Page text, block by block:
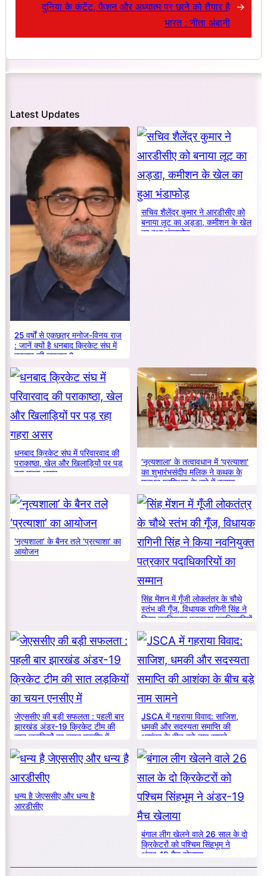
दुनिया के कंटेंट, फैशन और अध्यात्म पर छाने को तैयार है
भारत : नीता अंबानी
→
Latest Updates
25 वर्षों से एकछत्र मनोज-विनय राज
: जानें क्यों है धनबाद क्रिकेट संघ में
बदलाव की जरूरत ?
सचिव शैलेंद्र कुमार ने आरडीसीए को
बनाया लूट का अड्डा, कमीशन के खेल
का हुआ भंडाफोड़
धनबाद क्रिकेट संघ में परिवारवाद की
पराकाष्ठा, खेल और खिलाड़ियों पर पड़
रहा गहरा असर
‘नृत्यशाला’ के तत्वावधान में ‘प्रत्याशा’
का शुभारंभसंदीप मलिक ने कथक के
मूलभूत प्रशिक्षण के बारे में बताया
‘नृत्यशाला’ के बैनर तले ‘प्रत्याशा’ का
आयोजन
सिंह मेंशन में गूँजी लोकतंत्र के चौथे
स्तंभ की गूँज, विधायक रागिनी सिंह ने
किया नवनियुक्त पत्रकार पदाधिकारियों
का सम्मान
जेएससीए की बड़ी सफलता : पहली बार
झारखंड अंडर-19 क्रिकेट टीम की
सात लड़कियों का चयन एनसीए में
JSCA में गहराया विवाद: साजिश,
धमकी और सदस्यता समाप्ति की
आशंका के बीच बड़े नाम सामने
धन्य है जेएससीए और धन्य है
आरडीसीए
बंगाल लीग खेलने वाले 26 साल के दो
क्रिकेटरों को पश्चिम सिंहभूम ने
अंडर-19 मैच खेलाया